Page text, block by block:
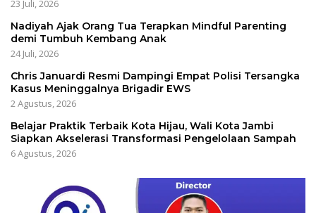
23 Juli, 2026
Nadiyah Ajak Orang Tua Terapkan Mindful Parenting
demi Tumbuh Kembang Anak
24 Juli, 2026
Chris Januardi Resmi Dampingi Empat Polisi Tersangka
Kasus Meninggalnya Brigadir EWS
2 Agustus, 2026
Belajar Praktik Terbaik Kota Hijau, Wali Kota Jambi
Siapkan Akselerasi Transformasi Pengelolaan Sampah
6 Agustus, 2026